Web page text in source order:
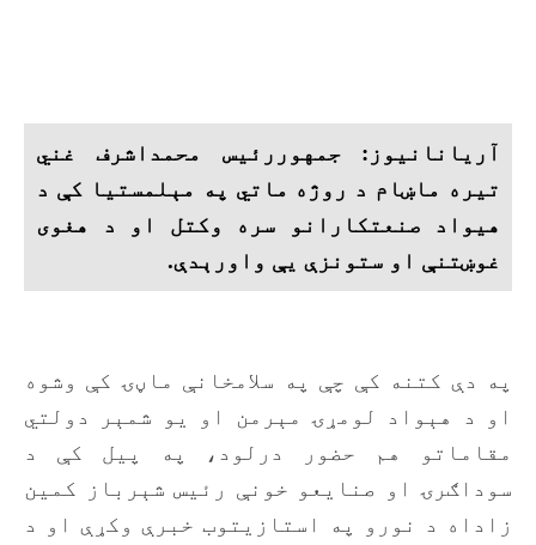
آریانانیوز: جمهوررئیس محمداشرف غني
تیره ماښام د روژه ماتي په مېلمستیا کې د
هیواد صنعتکارانو سره وکتل او د هغوی
غوښتنې او ستونزې یې واورېدې.
په دې کتنه کې چې په سلامخانې ماڼۍ کې وشوه
او د هېواد لومړۍ مېرمن او یو شمېر دولتي
مقاماتو هم حضور درلود، په پیل کې د
سوداګرۍ او صنایعو خونې رئیس شېرباز کمین
زاداه د نورو په استازیتوب خبرې وکړې او د